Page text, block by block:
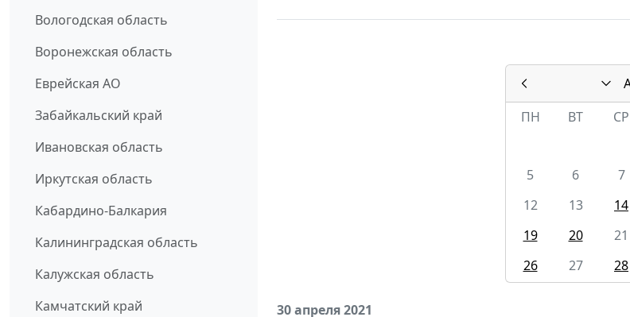
Вологодская область
Воронежская область
Еврейская АО
Забайкальский край
Ивановская область
Иркутская область
Кабардино-Балкария
Калининградская область
Калужская область
Камчатский край
ПН
ВТ СР
5
6 7
12
13 14
19
20 21
26
27 28
30 апреля 2021